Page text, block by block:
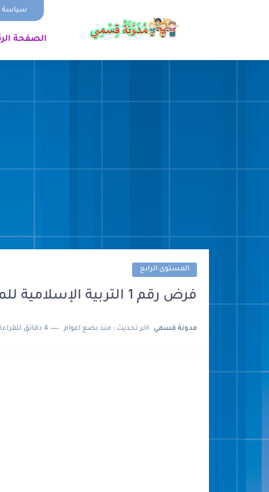
سياسة
الصفحة
المستوى الرابع
فرض رقم 1 التربية الإسلامية للمستوى الرابع ابتدائي
مدونة قسمي اخر تحديث : منذ بضع اعوام 4 دقائق للقراءة